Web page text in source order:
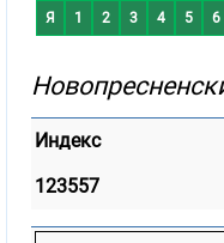
Я 1 2 3 4 5 6
Индекс
123557